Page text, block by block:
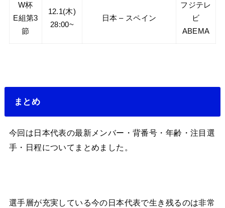
W杯
E組第3
節
12.1(木)
28:00~
日本 – スペイン
フジテレ
ビ
ABEMA
まとめ
今回は日本代表の最新メンバー・背番号・年齢・注目選
手・日程についてまとめました。
選手層が充実している今の日本代表で生き残るのは非常